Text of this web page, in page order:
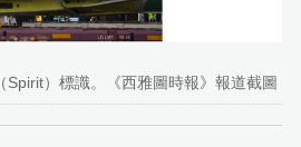
）標識。《西雅圖時報》報道截圖